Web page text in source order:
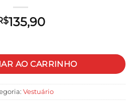
135,90
Top Saia Calcinha Uniforme
AO CARRINHO
Vestuário